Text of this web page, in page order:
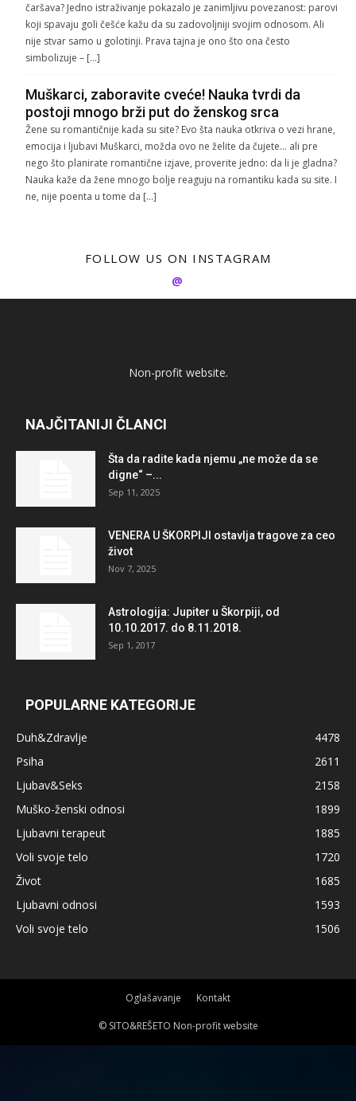
čaršava? Jedno istraživanje pokazalo je zanimljivu povezanost: parovi
koji spavaju goli češće kažu da su zadovoljniji svojim odnosom. Ali
nije stvar samo u golotinji. Prava tajna je ono što ona često
simbolizuje – […]
Muškarci, zaboravite cveće! Nauka tvrdi da
postoji mnogo brži put do ženskog srca
Žene su romantičnije kada su site? Evo šta nauka otkriva o vezi hrane,
emocija i ljubavi Muškarci, možda ovo ne želite da čujete… ali pre
nego što planirate romantične izjave, proverite jedno: da li je gladna?
Nauka kaže da žene mnogo bolje reaguju na romantiku kada su site. I
ne, nije poenta u tome da […]
FOLLOW US ON INSTAGRAM
@
Non-profit website.
NAJČITANIJI ČLANCI
Šta da radite kada njemu „ne može da se
digne“ –...
Sep 11, 2025
VENERA U ŠKORPIJI ostavlja tragove za ceo
život
Nov 7, 2025
Astrologija: Jupiter u Škorpiji, od
10.10.2017. do 8.11.2018.
Sep 1, 2017
POPULARNE KATEGORIJE
Duh&Zdravlje
4478
Psiha
2611
Ljubav&Seks
2158
Muško-ženski odnosi
1899
Ljubavni terapeut
1885
Voli svoje telo
1720
Život
1685
Ljubavni odnosi
1593
Voli svoje telo
1506
Oglašavanje Kontakt
© SITO&REŠETO Non-profit website